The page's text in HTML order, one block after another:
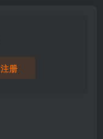
注册